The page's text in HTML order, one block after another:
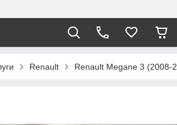
Renault Renault Megane 3 (2008-